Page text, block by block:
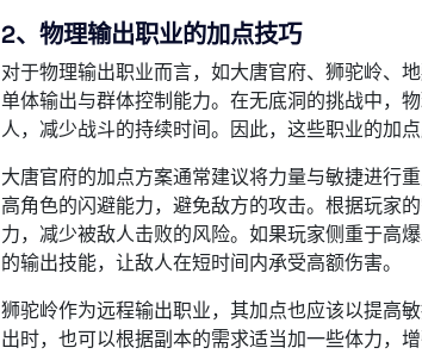
2、物理输出职业的加点技巧
对于物理输出职业而言，如大唐官府、狮驼岭、
单体输出与群体控制能力。在无底洞的挑战中，
人，减少战斗的持续时间。因此，这些职业的加
大唐官府的加点方案通常建议将力量与敏捷进行
高角色的闪避能力，避免敌方的攻击。根据玩家
力，减少被敌人击败的风险。如果玩家侧重于高
的输出技能，让敌人在短时间内承受高额伤害。
狮驼岭作为远程输出职业，其加点也应该以提高
出时，也可以根据副本的需求适当加一些体力，